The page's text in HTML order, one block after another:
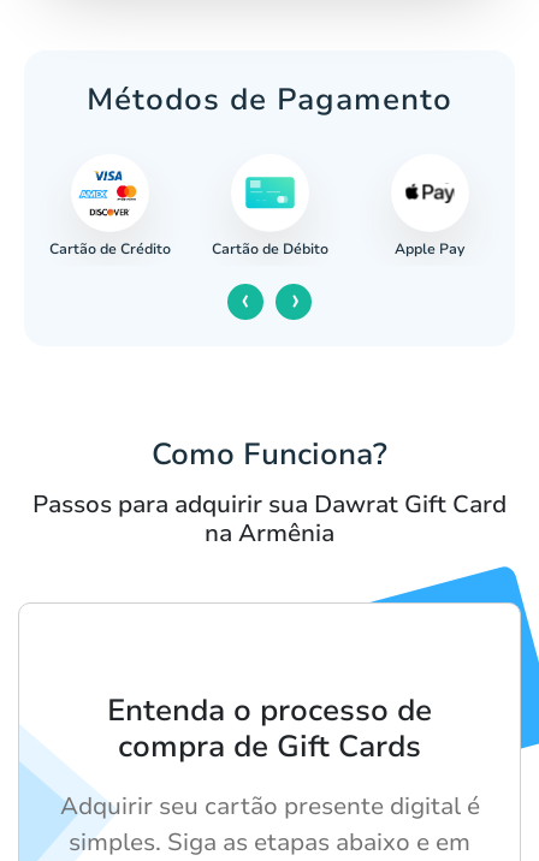
Métodos de Pagamento
Cartão de Crédito Cartão de Débito Apple Pay
‹ ›
Como Funciona?
Passos para adquirir sua Dawrat Gift Card
na Armênia
Entenda o processo de
compra de Gift Cards
Adquirir seu cartão presente digital é
simples. Siga as etapas abaixo e em